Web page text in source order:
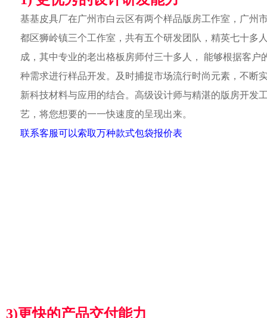
基基皮具厂在广州市白云区有两个样品版房工作室，广州
都区狮岭镇三个工作室，共有五个研发团队，精英七十多
成，其中专业的老出格板房师付三十多人， 能够根据客户
种需求进行样品开发。及时捕捉市场流行时尚元素，不断
新科技材料与应用的结合。高级设计师与精湛的版房开发
艺，将您想要的一一快速度的呈现出来。
联系客服可以索取万种款式包袋报价表
3)更快的产品交付能力